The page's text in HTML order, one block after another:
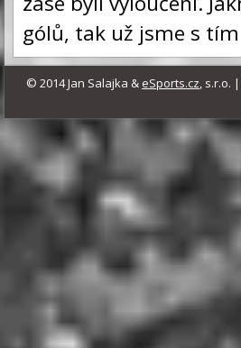
gólů, tak už jsme s
© 2014 Jan Salajka & eSports.cz, s.r.o.